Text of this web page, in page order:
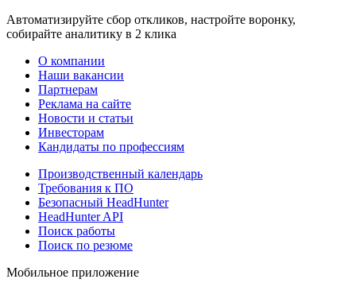
Автоматизируйте сбор откликов, настройте воронку,
собирайте аналитику в 2 клика
О компании
Наши вакансии
Партнерам
Реклама на сайте
Новости и статьи
Инвесторам
Кандидаты по профессиям
Производственный календарь
Требования к ПО
Безопасный HeadHunter
HeadHunter API
Поиск работы
Поиск по резюме
Мобильное приложение